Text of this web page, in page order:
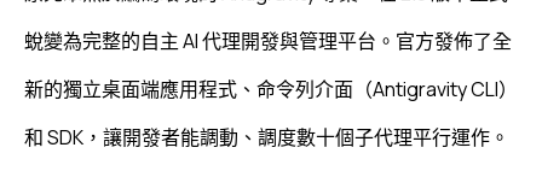
蛻變為完整的自主 AI 代理開發與管理平台。官方發佈了全
新的獨立桌面端應用程式、命令列介面（Antigravity CLI）
和 SDK，讓開發者能調動、調度數十個子代理平行運作。